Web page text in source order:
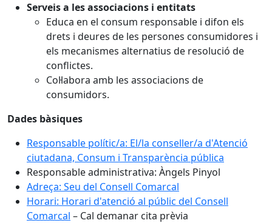
Serveis a les associacions i entitats
Educa en el consum responsable i difon els
drets i deures de les persones consumidores i
els mecanismes alternatius de resolució de
conflictes.
Col·labora amb les associacions de
consumidors.
Dades bàsiques
Responsable polític/a: El/la conseller/a d'Atenció
ciutadana, Consum i Transparència pública
Responsable administrativa: Àngels Pinyol
Adreça: Seu del Consell Comarcal
Horari: Horari d'atenció al públic del Consell
Comarcal – Cal demanar cita prèvia